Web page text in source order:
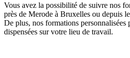
Vous avez la possibilité de suivre nos
près de Merode à Bruxelles ou depuis
De plus, nos formations personnalisées
dispensées sur votre lieu de travail.